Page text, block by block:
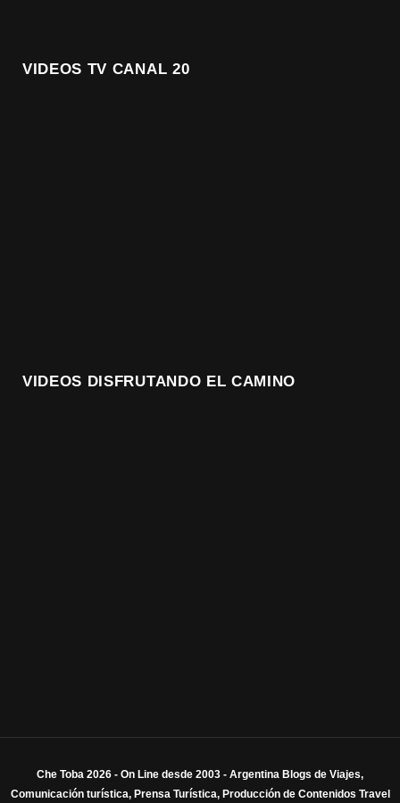
VIDEOS TV CANAL 20
VIDEOS DISFRUTANDO EL CAMINO
Che Toba 2026 - On Line desde 2003 - Argentina Blogs de Viajes,
Comunicación turística, Prensa Turística, Producción de Contenidos Travel